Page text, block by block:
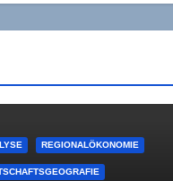
REGIONALÖKONOMIE